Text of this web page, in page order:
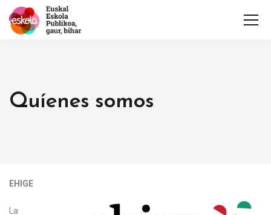
Quíenes somos
EHIGE
La